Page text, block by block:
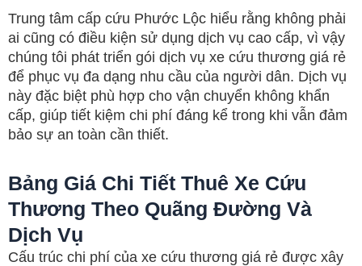
Trung tâm cấp cứu Phước Lộc hiểu rằng không phải
ai cũng có điều kiện sử dụng dịch vụ cao cấp, vì vậy
chúng tôi phát triển gói dịch vụ xe cứu thương giá rẻ
để phục vụ đa dạng nhu cầu của người dân. Dịch vụ
này đặc biệt phù hợp cho vận chuyển không khẩn
cấp, giúp tiết kiệm chi phí đáng kể trong khi vẫn đảm
bảo sự an toàn cần thiết.
Bảng Giá Chi Tiết Thuê Xe Cứu
Thương Theo Quãng Đường Và
Dịch Vụ
Cấu trúc chi phí của xe cứu thương giá rẻ được xây